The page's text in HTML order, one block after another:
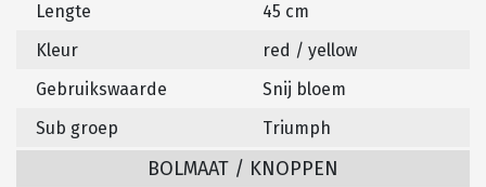
Lengte
45 cm
Kleur
red / yellow
Gebruikswaarde
Snij bloem
Sub groep
Triumph
BOLMAAT / KNOPPEN